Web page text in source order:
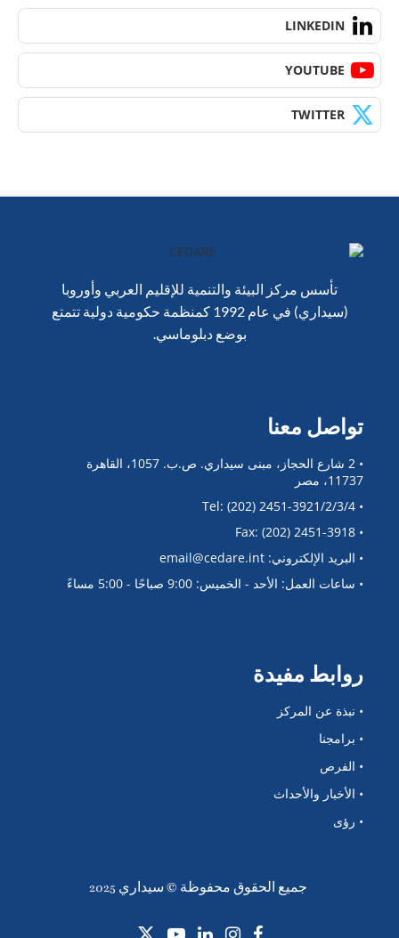
LINKEDIN
YOUTUBE
TWITTER
تأسس مركز البيئة والتنمية للإقليم العربي وأوروبا
(سيداري) في عام 1992 كمنظمة حكومية دولية تتمتع
بوضع دبلوماسي.
تواصل معنا
• 2 شارع الحجاز، مبنى سيداري. ص.ب. 1057، القاهرة
11737، مصر
• Tel: (202) 2451-3921/2/3/4
• Fax: (202) 2451-3918
• البريد الإلكتروني: email@cedare.int
• ساعات العمل: الأحد - الخميس: 9:00 صباحًا - 5:00 مساءً
روابط مفيدة
• نبذة عن المركز
• برامجنا
• الفرص
• الأخبار والأحداث
• رؤى
جميع الحقوق محفوظة © سيداري 2025